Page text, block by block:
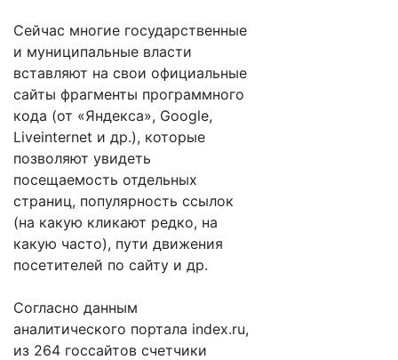
Сейчас многие государственные
и муниципальные власти
вставляют на свои официальные
сайты фрагменты программного
кода (от «Яндекса», Google,
Liveinternet и др.), которые
позволяют увидеть
посещаемость отдельных
страниц, популярность ссылок
(на какую кликают редко, на
какую часто), пути движения
посетителей по сайту и др.
Согласно данным
аналитического портала index.ru,
из 264 госсайтов счетчики